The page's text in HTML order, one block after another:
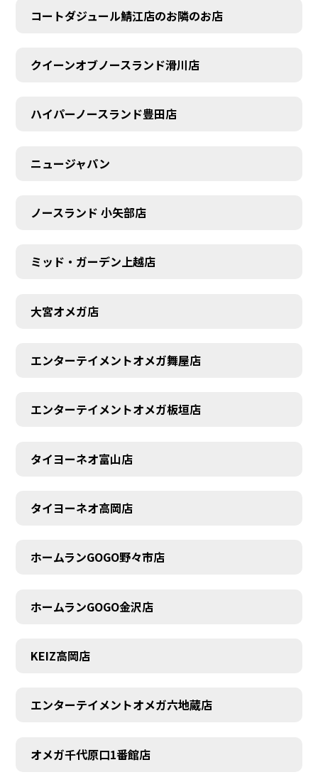
コートダジュール鯖江店のお隣のお店
クイーンオブノースランド滑川店
ハイパーノースランド豊田店
ニュージャパン
ノースランド 小矢部店
ミッド・ガーデン上越店
大宮オメガ店
エンターテイメントオメガ舞屋店
エンターテイメントオメガ板垣店
タイヨーネオ富山店
タイヨーネオ高岡店
ホームランGOGO野々市店
ホームランGOGO金沢店
KEIZ高岡店
エンターテイメントオメガ六地蔵店
オメガ千代原口1番館店